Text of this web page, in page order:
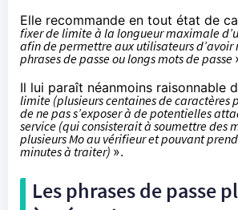
Elle recommande en tout état de
fixer de limite à la longueur maximale
afin de permettre aux utilisateurs d’avoir
phrases de passe ou longs mots de passe
Il lui paraît néanmoins raisonnable
limite (plusieurs centaines de caractères
de ne pas s’exposer à de potentielles
service (qui consisterait à soumettre des
plusieurs Mo au vérifieur et pouvant
minutes à traiter) ».
Les phrases de passe